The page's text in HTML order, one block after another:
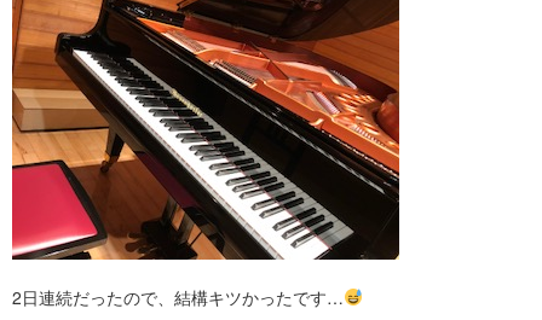
2日連続だったので、結構キツかったです…